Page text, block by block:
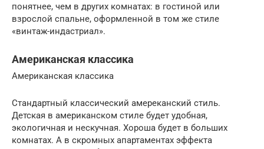
понятнее, чем в других комнатах: в гостиной или
взрослой спальне, оформленной в том же стиле
«винтаж-индастриал».
Американская классика
Американская классика
Стандартный классический амереканский стиль.
Детская в американском стиле будет удобная,
экологичная и нескучная. Хороша будет в больших
комнатах. А в скромных апартаментах эффекта